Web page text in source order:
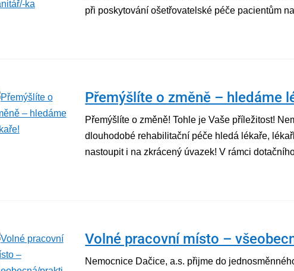
při poskytování ošetřovatelské péče pacientům
Přemýšlíte o změně – hledáme
Přemýšlíte o změně! Tohle je Vaše příležitost!
dlouhodobé rehabilitační péče hledá lékaře,
nastoupit i na zkrácený úvazek! V rámci
Volné pracovní místo –
Nemocnice Dačice, a.s. přijme do